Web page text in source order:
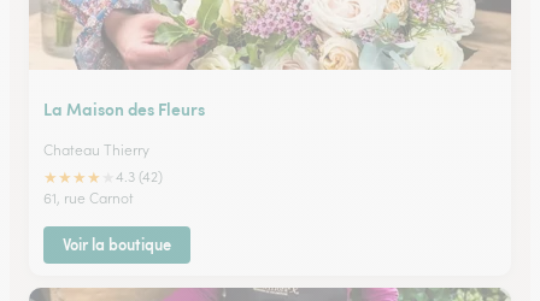
La Maison des Fleurs
Chateau Thierry
★★★★
4.3 (42)
61, rue Carnot
Voir la boutique